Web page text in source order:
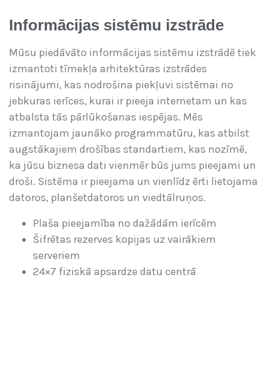
Informācijas sistēmu izstrāde
Mūsu piedāvāto informācijas sistēmu izstrādē tiek
izmantoti tīmekļa arhitektūras izstrādes
risinājumi, kas nodrošina piekļuvi sistēmai no
jebkuras ierīces, kurai ir pieeja internetam un kas
atbalsta tās pārlūkošanas iespējas. Mēs
izmantojam jaunāko programmatūru, kas atbilst
augstākajiem drošības standartiem, kas nozīmē,
ka jūsu biznesa dati vienmēr būs jums pieejami un
droši. Sistēma ir pieejama un vienlīdz ērti lietojama
datoros, planšetdatoros un viedtālruņos.
Plaša pieejamība no dažādām ierīcēm
Šifrētas rezerves kopijas uz vairākiem
serveriem
24×7 fiziskā apsardze datu centrā